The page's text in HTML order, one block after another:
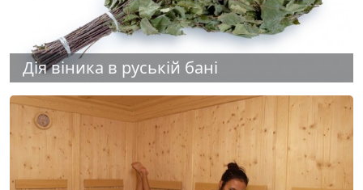
Дія віника в руській бані